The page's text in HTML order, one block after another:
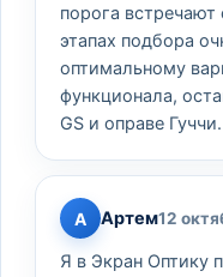
порога
этапах подбора
оптимальному
функционала,
GS и оправе Гуччи.
А Артем12
Я в Экран Оптику